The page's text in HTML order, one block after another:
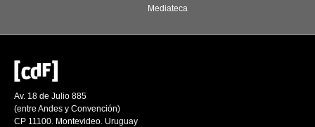
Mediateca
Av. 18 de Julio 885
(entre Andes y Convención)
CP 11100. Montevideo. Uruguay